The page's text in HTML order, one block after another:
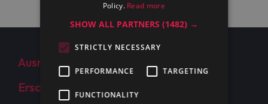
Ausrüstung
Über uns
Ersatzteile (EN)
Policy. Read more
SHOW ALL PARTNERS (1482) →
STRICTLY NECESSARY
PERFORMANCE TARGETING
FUNCTIONALITY